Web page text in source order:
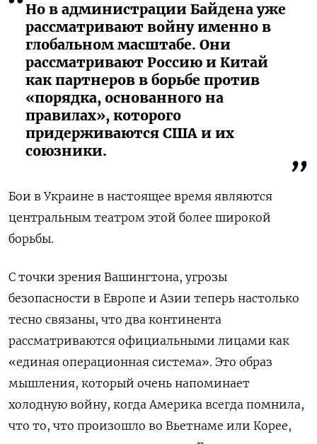
Но в администрации Байдена уже
рассматривают войну именно в
глобальном масштабе. Они
рассматривают Россию и Китай
как партнеров в борьбе против
«порядка, основанного на
правилах», которого
придерживаются США и их
союзники.
Бои в Украине в настоящее время являются
центральным театром этой более широкой
борьбы.
С точки зрения Вашингтона, угрозы
безопасности в Европе и Азии теперь настолько
тесно связаны, что два континента
рассматриваются официальными лицами как
«единая операционная система». Это образ
мышления, который очень напоминает
холодную войну, когда Америка всегда помнила,
что то, что произошло во Вьетнаме или Корее,